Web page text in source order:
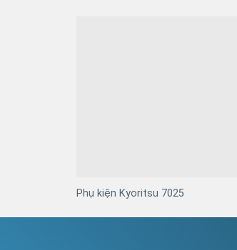
Phụ kiện Kyoritsu 7025